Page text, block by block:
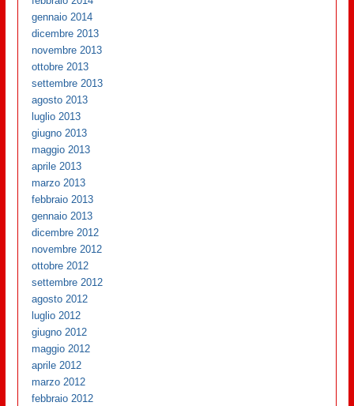
gennaio 2014
dicembre 2013
novembre 2013
ottobre 2013
settembre 2013
agosto 2013
luglio 2013
giugno 2013
maggio 2013
aprile 2013
marzo 2013
febbraio 2013
gennaio 2013
dicembre 2012
novembre 2012
ottobre 2012
settembre 2012
agosto 2012
luglio 2012
giugno 2012
maggio 2012
aprile 2012
marzo 2012
febbraio 2012